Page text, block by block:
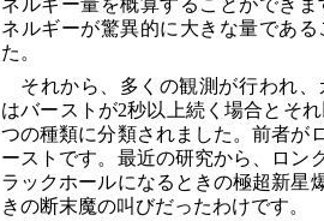
ネルギーが驚異的に大きな量である
た。
それから、多くの観測が行われ、
はバーストが2秒以上続く場合とそ
つの種類に分類されました。前者が
ーストです。最近の研究から、ロン
ラックホールになるときの極超新星
きの断末魔の叫びだったわけです。